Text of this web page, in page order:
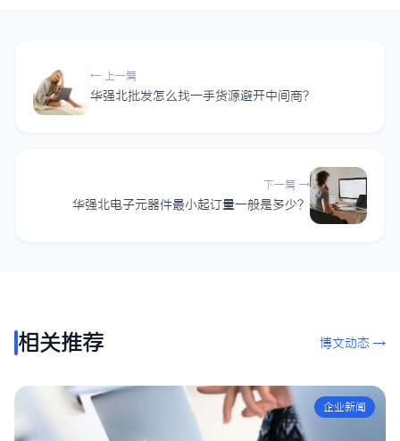
← 上一篇
华强北批发怎么找一手货源避开中间商？
下一篇 →
华强北电子元器件最小起订量一般是多少？
相关推荐 博文动态 →
企业新闻